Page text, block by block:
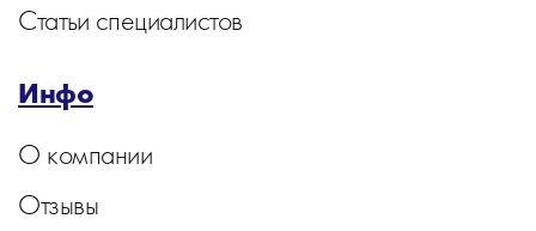
Статьи специалистов
Инфо
О компании
Отзывы